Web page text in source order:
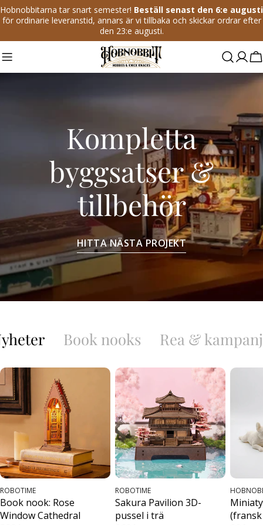
Till
textinnehåll
Hobnobbitarna tar snart semester! Beställ senast den 6:e augusti
för ordinarie leveranstid, annars är vi tillbaka och skickar ordrar efter
den 23:e augusti.
Kompletta
byggsatser &
tillbehör
HITTA NÄSTA PROJEKT
Book nooks Rea &
SÄLJARE:
ROBOTIME
Book nook: Rose
Window Cathedral
SÄLJARE:
ROBOTIME
Sakura Pavilion 3D-
pussel i trä
SÄLJARE: